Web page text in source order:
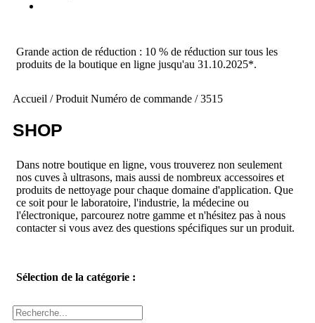
Grande action de réduction : 10 % de réduction sur tous les
produits de la boutique en ligne jusqu'au 31.10.2025*.
Accueil / Produit Numéro de commande / 3515
SHOP
Dans notre boutique en ligne, vous trouverez non seulement
nos cuves à ultrasons, mais aussi de nombreux accessoires et
produits de nettoyage pour chaque domaine d'application. Que
ce soit pour le laboratoire, l'industrie, la médecine ou
l'électronique, parcourez notre gamme et n'hésitez pas à nous
contacter si vous avez des questions spécifiques sur un produit.
Sélection de la catégorie :